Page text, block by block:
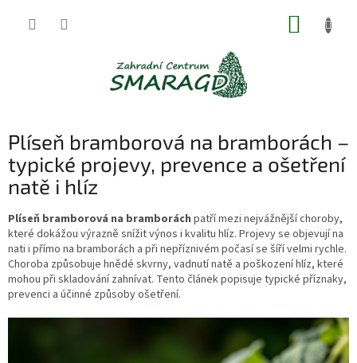
Plíseň bramborová na bramborách –
typické projevy, prevence a ošetření
natě i hlíz
Plíseň bramborová na bramborách patří mezi nejvážnější choroby,
které dokážou výrazně snížit výnos i kvalitu hlíz. Projevy se objevují na
nati i přímo na bramborách a při nepříznivém počasí se šíří velmi rychle.
Choroba způsobuje hnědé skvrny, vadnutí natě a poškození hlíz, které
mohou při skladování zahnívat. Tento článek popisuje typické příznaky,
prevenci a účinné způsoby ošetření.